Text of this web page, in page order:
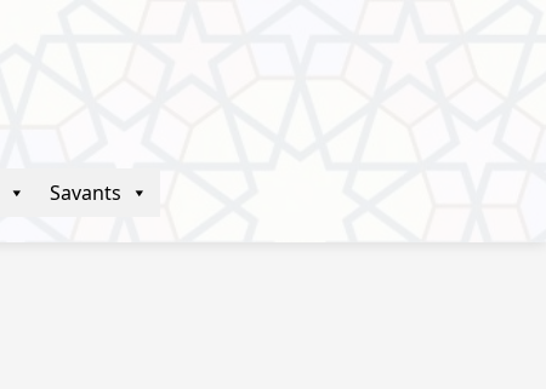
Savants